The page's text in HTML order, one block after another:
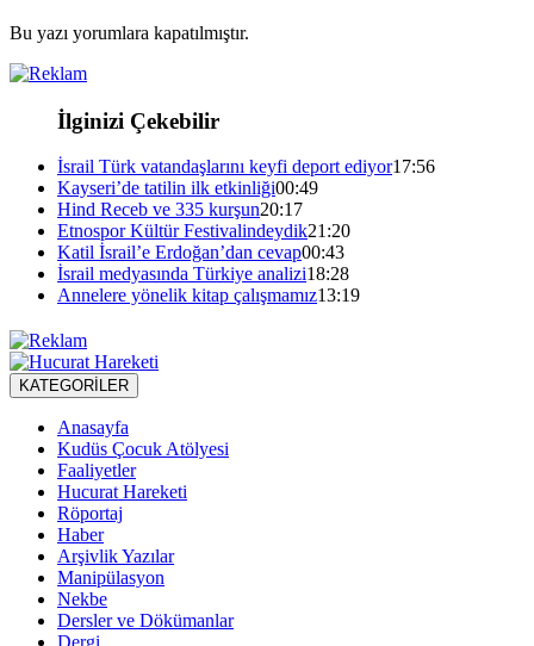
Bu yazı yorumlara kapatılmıştır.
İlginizi Çekebilir
İsrail Türk vatandaşlarını keyfi deport ediyor17:56
Kayseri’de tatilin ilk etkinliği00:49
Hind Receb ve 335 kurşun20:17
Etnospor Kültür Festivalindeydik21:20
Katil İsrail’e Erdoğan’dan cevap00:43
İsrail medyasında Türkiye analizi18:28
Annelere yönelik kitap çalışmamız13:19
KATEGORİLER
Anasayfa
Kudüs Çocuk Atölyesi
Faaliyetler
Hucurat Hareketi
Röportaj
Haber
Arşivlik Yazılar
Manipülasyon
Nekbe
Dersler ve Dökümanlar